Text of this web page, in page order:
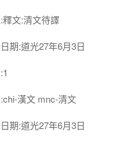
釋文:清文待譯
期:道光27年6月3日
漢文 mnc-清文
期:道光27年6月3日